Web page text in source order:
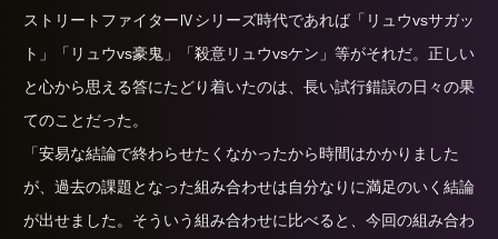
ストリートファイターⅣシリーズ時代であれば「リュウvsサガッ
ト」「リュウvs豪鬼」「殺意リュウvsケン」等がそれだ。正しい
と心から思える答にたどり着いたのは、長い試行錯誤の日々の果
てのことだった。
「安易な結論で終わらせたくなかったから時間はかかりました
が、過去の課題となった組み合わせは自分なりに満足のいく結論
が出せました。そういう組み合わせに比べると、今回の組み合わ